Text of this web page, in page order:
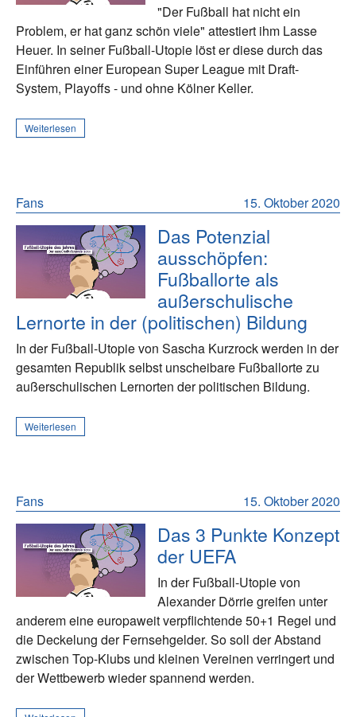
"Der Fußball hat nicht ein
Problem, er hat ganz schön viele" attestiert ihm Lasse
Heuer. In seiner Fußball-Utopie löst er diese durch das
Einführen einer European Super League mit Draft-
System, Playoffs - und ohne Kölner Keller.
Weiterlesen
15. Oktober 2020
Fans
Das Potenzial
ausschöpfen:
Fußballorte als
außerschulische
Lernorte in der (politischen) Bildung
In der Fußball-Utopie von Sascha Kurzrock werden in der
gesamten Republik selbst unscheibare Fußballorte zu
außerschulischen Lernorten der politischen Bildung.
Weiterlesen
15. Oktober 2020
Fans
Das 3 Punkte Konzept
der UEFA
In der Fußball-Utopie von
Alexander Dörrie greifen unter
anderem eine europaweit verpflichtende 50+1 Regel und
die Deckelung der Fernsehgelder. So soll der Abstand
zwischen Top-Klubs und kleinen Vereinen verringert und
der Wettbewerb wieder spannend werden.